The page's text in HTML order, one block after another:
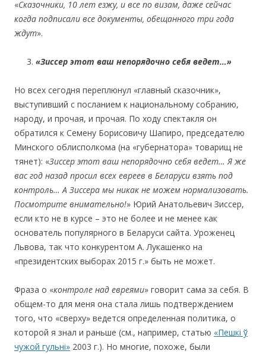
«Сказочники, 10 лет езжу, и все по визам, даже сейчас
когда подписали все документы, обещанного три года
ждут».
«Зиссер этот ваш непорядочно себя ведет…»
Но всех сегодня переплюнул «главный сказочник»,
выступивший с посланием к национальному собранию,
народу, и прочая, и прочая. По ходу спектакля он
обратился к Семену Борисовичу Шапиро, председателю
Минского облисполкома (на «губернатора» товарищ не
тянет): «Зиссер этот ваш непорядочно себя ведет… Я же
вас год назад просил всех евреев в Беларуси взять под
контроль… А Зиссера мы никак не можем нормализовать.
Посмотрите внимательно!» Юрий Анатольевич Зиссер,
если кто не в курсе – это не более и не менее как
основатель популярного в Беларуси сайта. Уроженец
Львова, так что конкурентом А. Лукашенко на
«президентских выборах 2015 г.» быть не может.
Фраза о «контроле над евреями» говорит сама за себя. В
общем-то для меня она стала лишь подтверждением
того, что «сверху» ведется определенная политика, о
которой я знал и раньше (см., например, статью «Пешкі ў
чужой гульні» 2003 г.). Но многие, похоже, были